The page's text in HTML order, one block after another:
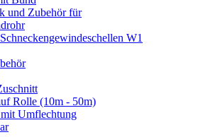
und Zubehör für
W1
Rolle (10m - 50m)
Umflechtung